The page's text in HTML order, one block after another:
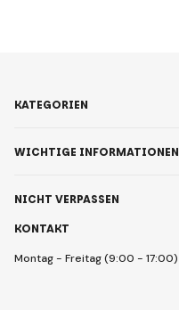
KONTAKT
Montag - Freitag (9:00 - 17:00)
KATEGORIEN
WICHTIGE INFORMATIONEN
NICHT VERPASSEN